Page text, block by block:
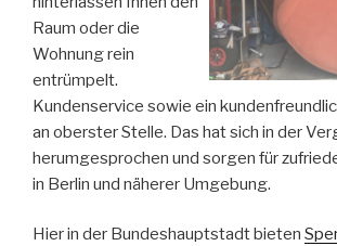
Raum oder die
Wohnung rein
entrümpelt.
Kundenservice sowie ein
an oberster Stelle. Das hat sich in der
herumgesprochen und sorgen für
in Berlin und näherer Umgebung.
Hier in der Bundeshauptstadt bieten